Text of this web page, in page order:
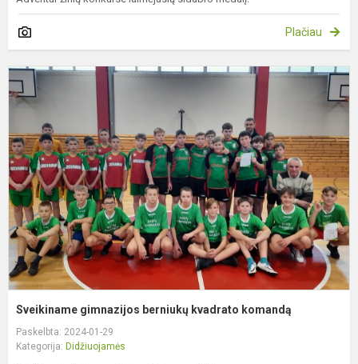
Plačiau
Sveikiname gimnazijos berniukų kvadrato komandą
Paskelbta: 2024-01-29
Kategorija: Didžiuojamės